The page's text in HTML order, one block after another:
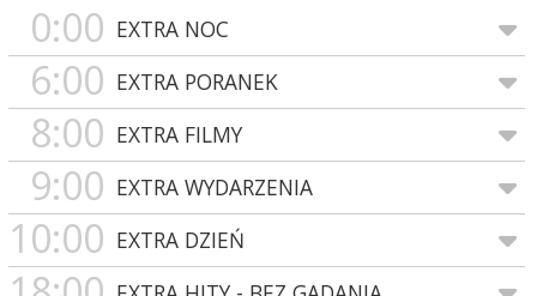
0:00 EXTRA NOC
6:00 EXTRA PORANEK
8:00 EXTRA FILMY
9:00 EXTRA WYDARZENIA
10:00 EXTRA DZIEŃ